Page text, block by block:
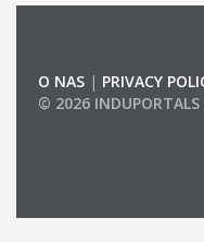
O NAS | PRIVACY
© 2026 INDUPORTALS